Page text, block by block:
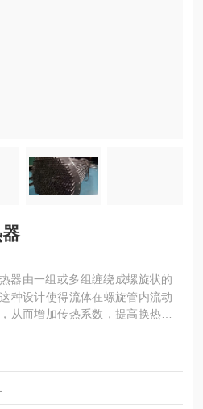
器由一组或多组缠绕成螺旋状的
种设计使得流体在螺旋管内流动
从而增加传热系数，提高换热效
管程，而低压的冷流体则由下往
向是逆向流动，进一步提高换热